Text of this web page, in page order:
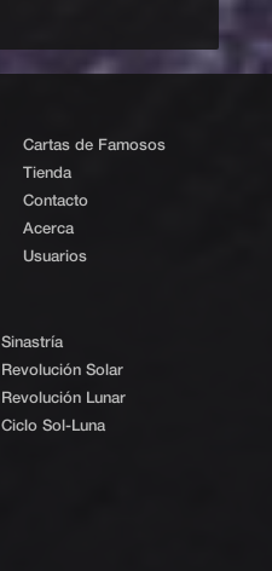
Cartas de Famosos
Tienda
Contacto
Acerca
Usuarios
Sinastría
Revolución Solar
Revolución Lunar
Ciclo Sol-Luna